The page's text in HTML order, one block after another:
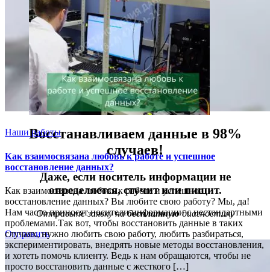
Восстанавливаем данные в 98%
случаев!
Даже, если носитель информации не
определяется, стучит или пищит.
Отправьте заявку набесплатнуюдиагностику
Отправить
Наши работы
Как взаимосвязана любовь к работе и успешное
восстановление данных?
Как взаимосвязана любовь к работе и успешное
восстановление данных? Вы любите свою работу? Мы, да!
Нам часто приносят носители информации с нестандартными
проблемами.Так вот, чтобы восстановить данные в таких
случаях, нужно любить свою работу, любить разбираться,
экспериментировать, внедрять новые методы восстановления,
и хотеть помочь клиенту. Ведь к нам обращаются, чтобы не
просто восстановить данные с жесткого […]